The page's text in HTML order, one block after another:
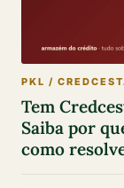
PKL /
Tem
Saiba por
como